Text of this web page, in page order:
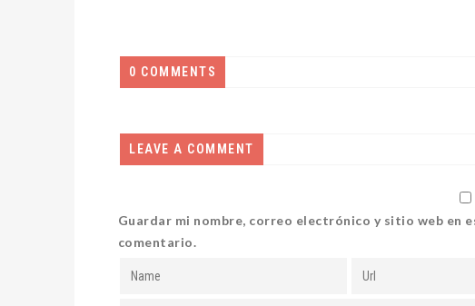
0 COMMENTS
LEAVE A COMMENT
Guardar mi nombre, correo electrónico y sitio web en
comentario.